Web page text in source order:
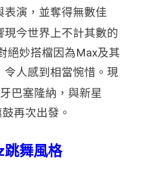
表演，並奪得無數佳
現今世界上不計其數的
絕妙搭檔因為Max及其
人感到相當惋惜。現
巴塞隆納， 與新星
再次出發。
跳舞風格